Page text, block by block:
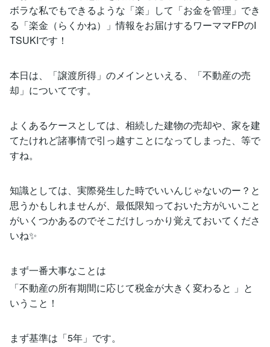
ボラな私でもできるような「楽」して「お金を管理」でき
る「楽金（らくかね）」情報をお届けするワーママFPのI
TSUKIです！
本日は、「譲渡所得」のメインといえる、「不動産の売
却」についてです。
よくあるケースとしては、相続した建物の売却や、家を建
てたけれど諸事情で引っ越すことになってしまった、等で
すね。
知識としては、実際発生した時でいいんじゃないのー？と
思うかもしれませんが、最低限知っておいた方がいいこと
がいくつかあるのでそこだけしっかり覚えておいてくださ
いね✨
まず一番大事なことは
「不動産の所有期間に応じて税金が大きく変わると 」と
いうこと！
まず基準は「5年」です。